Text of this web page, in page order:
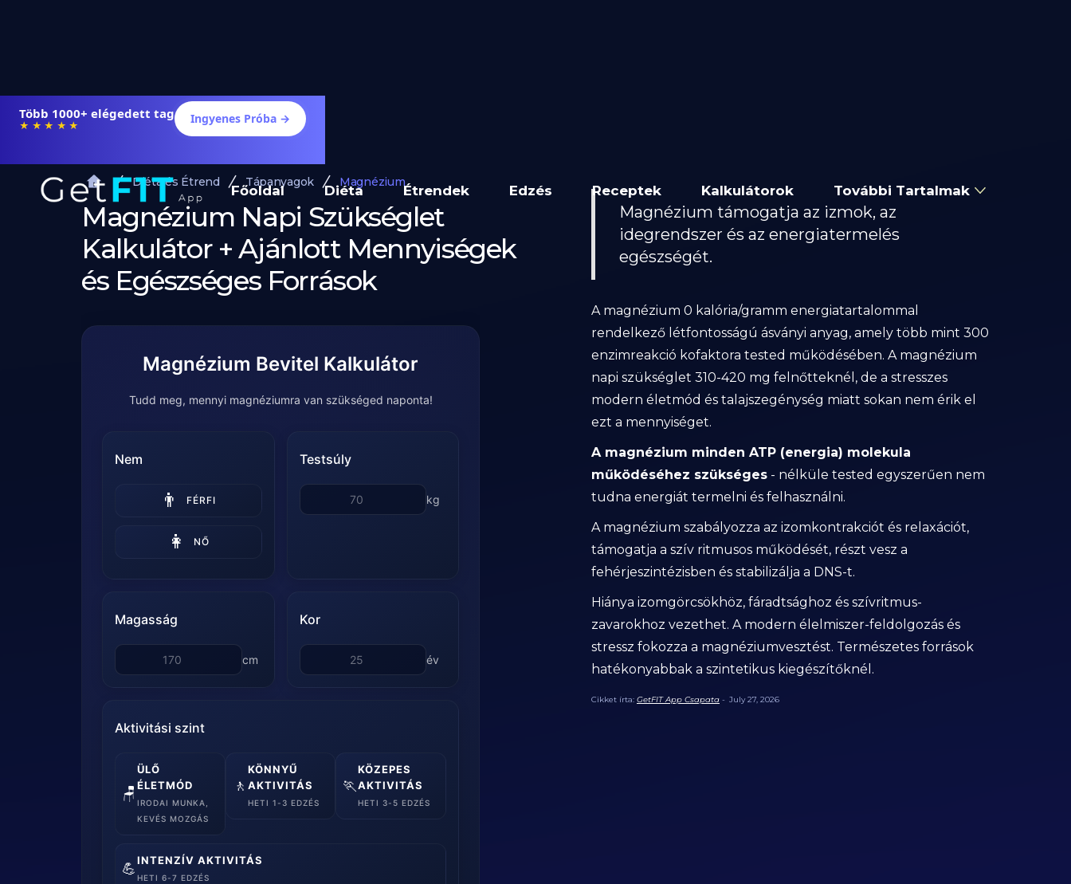
Főoldal Diéta Étrendek Edzés Receptek Kalkulátorok További Tartalmak
Több 1000+ elégedett tag
★★★★★ Ingyenes Próba →
Diéta és Étrend Tápanyagok Magnézium
Magnézium Napi Szükséglet
Kalkulátor + Ajánlott Mennyiségek
és Egészséges Források
Magnézium Bevitel Kalkulátor
Tudd meg, mennyi magnéziumra van szükséged naponta!
Nem
👨 FÉRFI
👩 NŐ
Testsúly
kg
Magasság
cm
Kor
év
Aktivitási szint
🪑
ÜLŐ
ÉLETMÓD
IRODAI MUNKA,
KEVÉS MOZGÁS
🚶
KÖNNYŰ
AKTIVITÁS
HETI 1-3 EDZÉS
🏃
KÖZEPES
AKTIVITÁS
HETI 3-5 EDZÉS
💪INTENZÍV AKTIVITÁS
HETI 6-7 EDZÉS
Magnézium támogatja az izmok, az
idegrendszer és az energiatermelés
egészségét.
A magnézium 0 kalória/gramm energiatartalommal
rendelkező létfontosságú ásványi anyag, amely több mint 300
enzimreakció kofaktora tested működésében. A magnézium
napi szükséglet 310-420 mg felnőtteknél, de a stresszes
modern életmód és talajszegénység miatt sokan nem érik el
ezt a mennyiséget.
A magnézium minden ATP (energia) molekula
működéséhez szükséges - nélküle tested egyszerűen nem
tudna energiát termelni és felhasználni.
A magnézium szabályozza az izomkontrakciót és relaxációt,
támogatja a szív ritmusos működését, részt vesz a
fehérjeszintézisben és stabilizálja a DNS-t.
Hiánya izomgörcsökhöz, fáradtsághoz és szívritmus-
zavarokhoz vezethet. A modern élelmiszer-feldolgozás és
stressz fokozza a magnéziumvesztést. Természetes források
hatékonyabbak a szintetikus kiegészítőknél.
Cikket írta: GetFIT App Csapata - July 27, 2026